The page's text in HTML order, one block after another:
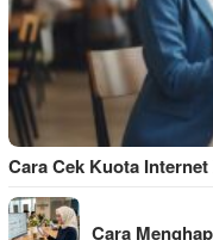
Cara Cek Kuota Internet
Cara